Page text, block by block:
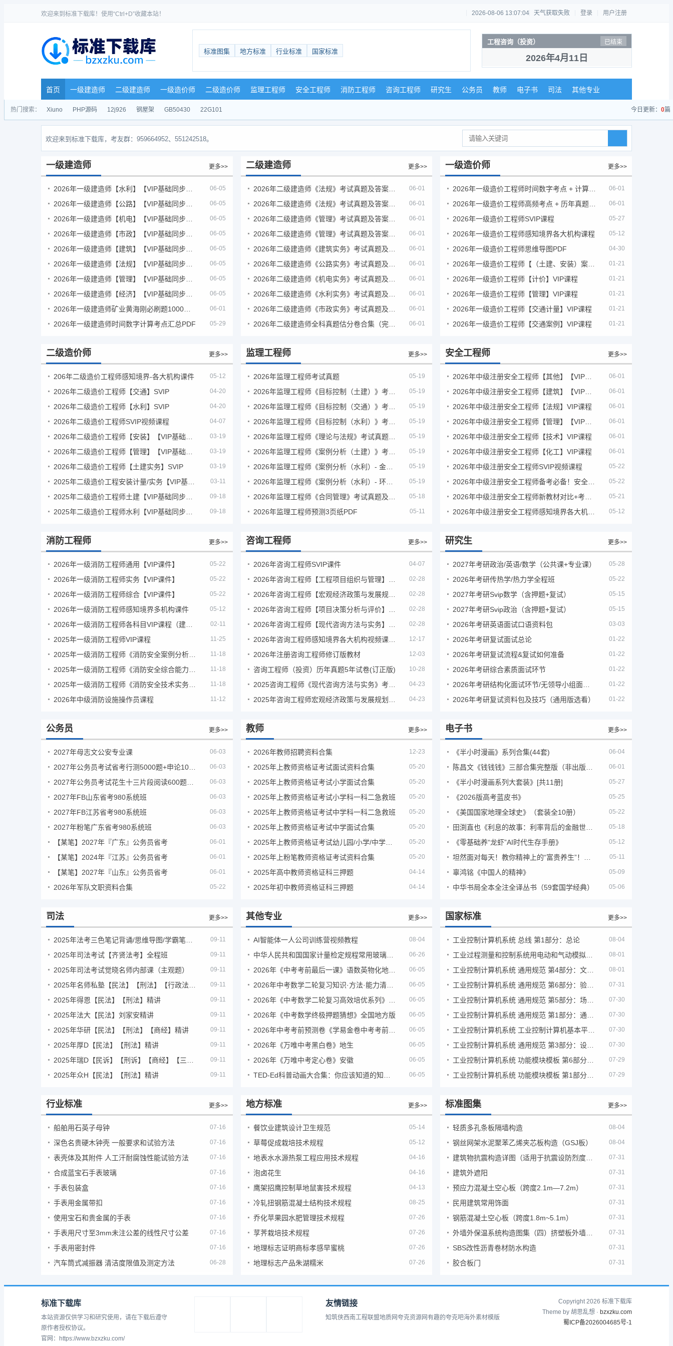
欢迎来到标准下载库！使用“Ctrl+D”收藏本站！ 2026-08-06 13:07:04 天气获取失败 登录 用户注册
标准图集 地方标准 行业标准 国家标准
工程咨询（投资） 已结束
2026年4月11日
首页 一级建造师 二级建造师 一级造价师 二级造价师 监理工程师 安全工程师 消防工程师 咨询工程师 研究生 公务员 教师 电子书 司法 其他专业
热门搜索： Xiuno PHP源码 12j926 钢屋架 GB50430 22G101 今日更新： 0篇
欢迎来到标准下载库，考友群：959664952、551242518。
一级建造师 更多>>
06-05
06-05
06-05
06-05
06-05
06-05
06-05
06-05
06-01
2026年一级建造师时间数字计算考点汇总PDF 05-29
二级建造师 更多>>
2026年二级建造师《法规》考试真题及答案解析（5月30日） 06-01
2026年二级建造师《法规》考试真题及答案解析（5月31日） 06-01
2026年二级建造师《管理》考试真题及答案解析（5月30日） 06-01
2026年二级建造师《管理》考试真题及答案解析（5月31日） 06-01
06-01
06-01
06-01
06-01
06-01
2026年二级建造师全科真题估分卷合集（完整版） 06-01
一级造价师 更多>>
06-01
06-01
2026年一级造价工程师SVIP课程 05-27
2026年一级造价工程师感知境界各大机构课程 05-12
2026年一级造价工程师思维导图PDF 04-30
01-21
2026年一级造价工程师【计价】VIP课程 01-21
2026年一级造价工程师【管理】VIP课程 01-21
2026年一级造价工程师【交通计量】VIP课程 01-21
2026年一级造价工程师【交通案例】VIP课程 01-21
二级造价师 更多>>
206年二级造价工程师感知境界-各大机构课件 05-12
2026年二级造价工程师【交通】SVIP 04-20
2026年二级造价工程师【水利】SVIP 04-20
2026年二级造价工程师SVIP视频课程 04-07
03-19
03-19
2026年二级造价工程师【土建实务】SVIP 03-19
03-11
09-18
09-18
监理工程师 更多>>
2026年监理工程师考试真题 05-19
05-19
05-19
05-19
2026年监理工程师《理论与法规》考试真题及答案解析 05-19
05-19
2026年监理工程师《案例分析（水利）- 金结方向》考试真题 05-19
2026年监理工程师《案例分析（水利）- 环保方向》考试真题 05-19
05-18
2026年监理工程师预测3页纸PDF 05-11
安全工程师 更多>>
06-01
06-01
2026年中级注册安全工程师【法规】VIP课程 06-01
06-01
2026年中级注册安全工程师【技术】VIP课程 06-01
2026年中级注册安全工程师【化工】VIP课程 06-01
2026年中级注册安全工程师SVIP视频课程 05-22
05-22
05-21
05-12
消防工程师 更多>>
2026年一级消防工程师通用【VIP课件】 05-22
2026年一级消防工程师实务【VIP课件】 05-22
2026年一级消防工程师综合【VIP课件】 05-22
2026年一级消防工程师感知境界多机构课件 05-12
02-11
2025年一级消防工程师VIP课程 11-25
11-18
11-18
11-18
2026年中级消防设施操作员课程 11-12
咨询工程师 更多>>
2026年咨询工程师SVIP课件 04-07
02-28
02-28
02-28
02-28
2026年咨询工程师感知境界各大机构视频课培训教程 12-17
2026年注册咨询工程师修订版教材 12-03
咨询工程师（投资）历年真题5年试卷(订正版) 10-28
04-23
04-23
研究生 更多>>
2027年考研政治/英语/数学（公共课+专业课） 05-28
2026年考研传热学/热力学全程班 05-22
2027年考研Svip数学（含押题+复试） 05-15
2027年考研Svip政治（含押题+复试） 05-15
2026年考研英语面试口语资料包 03-03
2026年考研复试面试总论 01-22
2026年考研复试流程&复试如何准备 01-22
2026年考研综合素质面试环节 01-22
01-22
2026年考研复试资料包及技巧（通用版选看） 01-22
公务员 更多>>
2027年母志文公安专业课 06-03
06-03
06-03
2027年FB山东省考980系统班 06-03
2027年FB江苏省考980系统班 06-03
2027年粉笔广东省考980系统班 06-03
【某笔】2027年『广东』公务员省考 06-01
【某笔】2024年『江苏』公务员省考 06-01
【某笔】2027年『山东』公务员省考 06-01
2026年军队文职资料合集 05-22
教师 更多>>
2026年教师招聘资料合集 12-23
2025年上教师资格证考试面试资料合集 05-20
2025年上教师资格证考试小学面试合集 05-20
2025年上教师资格证考试小学科一科二急救班 05-20
2025年上教师资格证考试中学科一科二急救班 05-20
2025年上教师资格证考试中学面试合集 05-20
2025年上教师资格证考试幼儿园/小学/中学笔试合集 05-20
2025年上粉笔教师资格证考试资料合集 05-20
2025年高中教师资格证科三押题 04-14
2025年初中教师资格证科三押题 04-14
电子书 更多>>
《半小时漫画》系列合集(44套) 06-04
06-01
《半小时漫画系列大套装》[共11册] 05-27
《2026版高考蓝皮书》 05-25
《美国国家地理全球史》（套装全10册） 05-22
05-18
《零基础养“龙虾”AI时代生存手册》 05-12
05-11
辜鸿铭《中国人的精神》 05-09
中华书局全本全注全译丛书（59套国学经典） 05-06
司法 更多>>
09-11
2025年司法考试【齐贤法考】全程班 09-11
2025年司法考试觉晓名师内部课（主观题） 09-11
09-11
2025年得恩【民法】【刑法】精讲 09-11
2025年法大【民法】刘家安精讲 09-11
2025年华研【民法】【刑法】【商经】精讲 09-11
2025年厚D【民法】【刑法】精讲 09-11
09-11
2025年众H【民法】【刑法】精讲 09-11
其他专业 更多>>
AI智能体一人公司训练营视频教程 08-04
中华人民共和国国家计量检定规程常用玻璃量器 06-26
06-05
2026年中考数学二轮复习知识·方法·能力清单（查漏补缺专题训练）（全国通用） 06-05
06-05
2026年《中考数学终极押题猜想》全国地方版 06-05
2026年中考考前预测卷《学易金卷中考考前预测卷》 06-05
2026年《万唯中考黑白卷》地生 06-05
2026年《万唯中考定心卷》安徽 06-05
06-05
国家标准 更多>>
工业控制计算机系统 总线 第1部分：总论 08-04
08-01
08-01
07-31
07-30
07-30
07-30
07-30
07-29
07-29
行业标准 更多>>
船舶用石英子母钟 07-16
深色名贵硬木钟壳 一般要求和试验方法 07-16
表壳体及其附件 人工汗耐腐蚀性能试验方法 07-16
合成蓝宝石手表玻璃 07-16
手表包装盒 07-16
手表用金属带扣 07-16
使用宝石和贵金属的手表 07-16
手表用尺寸至3mm未注公差的线性尺寸公差 07-16
手表用密封件 07-16
汽车筒式减振器 清洁度限值及测定方法 06-28
地方标准 更多>>
餐饮业建筑设计卫生规范 05-14
草莓促成栽培技术规程 05-12
地表水水源热泵工程应用技术规程 04-16
泡卤花生 04-16
鹰架招鹰控制草地鼠害技术规程 04-13
冷轧扭钢筋混凝土结构技术规程 08-25
乔化苹果园水肥管理技术规程 07-26
莩荠栽培技术规程 07-26
地理标志证明商标孝感早蜜桃 07-26
地理标志产品朱湖糯米 07-26
标准图集 更多>>
轻质多孔条板隔墙构造 08-04
钢丝网架水泥聚苯乙烯夹芯板构造（GSJ板） 08-04
07-31
建筑外遮阳 07-31
预应力混凝土空心板（跨度2.1m—7.2m） 07-31
民用建筑常用饰面 07-31
钢筋混凝土空心板（跨度1.8m~5.1m） 07-31
07-31
SBS改性沥青卷材防水构造 07-31
胶合板门 07-31
标准下载库
本站资源仅供学习和研究使用，请在下载后遵守
原作者授权协议。
官网：https://www.bzxzku.com/
友情链接
知筑侠西南工程联盟地质网夸克资源网有趣的夸克吧海外素材模版
Copyright 2026 标准下载库
Theme by 胡思乱想 · bzxzku.com
蜀ICP备2026004685号-1